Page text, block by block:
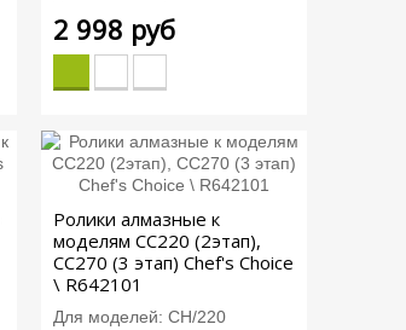
2 998 руб
Ролики алмазные к
моделям CC220 (2этап),
CC270 (3 этап) Chef's Choice
\ R642101
Для моделей: CH/220